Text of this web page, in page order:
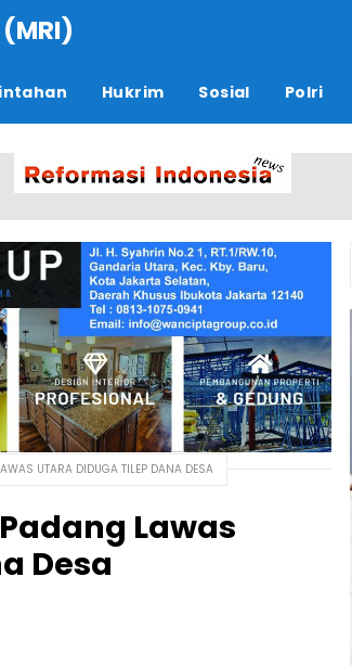
Hukrim Sosial Polri
UTARA DIDUGA TILEP DANA DESA
Lawas
Desa